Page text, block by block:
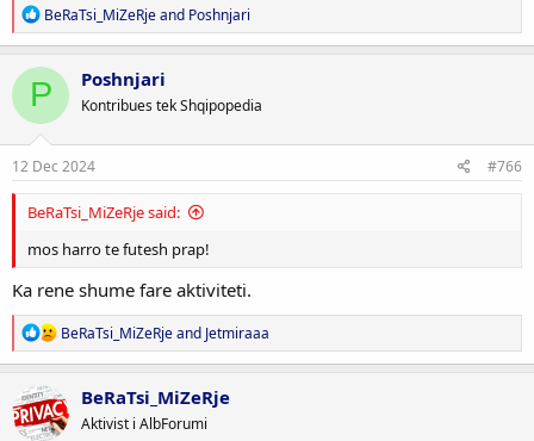
R
e
a
c
t
o
n
s
BeRaTsi_MiZeRjeand Poshnjari
P Poshnjari
Kontribues tek Shqipopedia
12 Dec 2024 #766
BeRaTsi_MiZeRje said:
mos harro te futesh prap!
Ka rene shume fare aktiviteti.
R
e
a
t
i
BeRaTsi_MiZeRjeand Jetmiraaa
BeRaTsi_MiZeRje
Aktivist i AlbForumi